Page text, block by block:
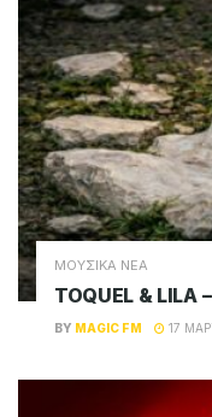
ΜΟΥΣΙΚΑ ΝΕΑ
TOQUEL & LILA
BY MAGIC FM 17